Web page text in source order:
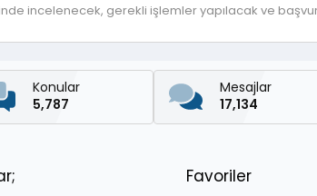
incelenecek, gerekli işlemler yapılacak ve
Konular
5,787
Mesajlar
17,134
Favoriler